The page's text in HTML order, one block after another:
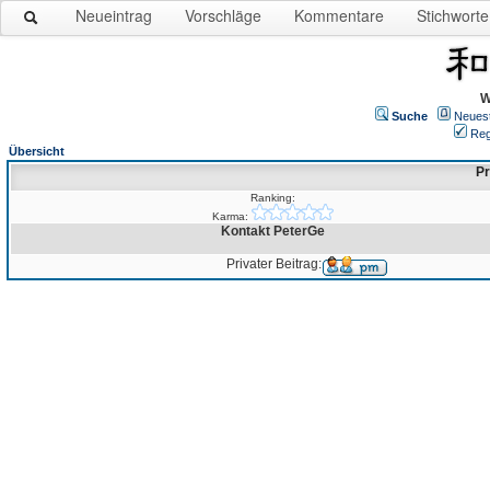
Neueintrag Vorschläge Kommentare Stichworte
Suche
Übersicht
Ranking:
Karma:
Kontakt PeterGe
Privater Beitrag: